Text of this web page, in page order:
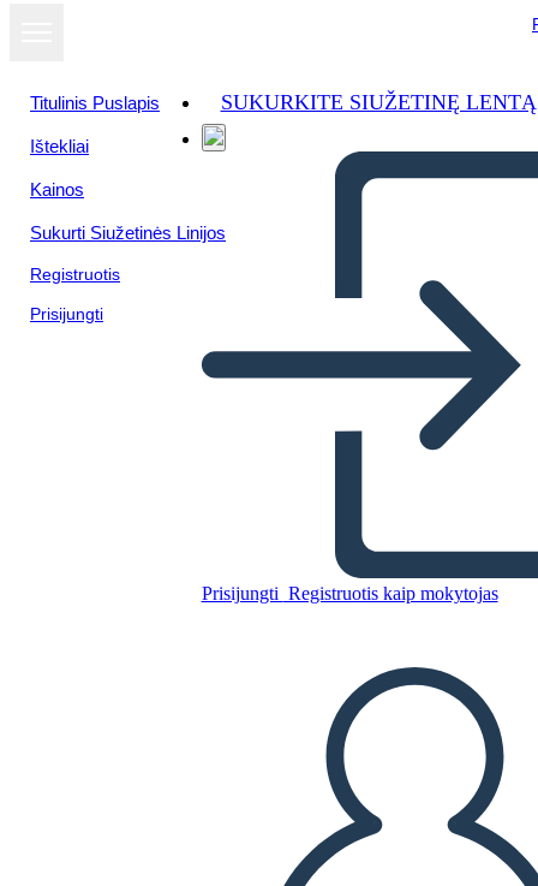
Titulinis Puslapis
Ištekliai
Kainos
Sukurti Siužetinės Linijos
Registruotis
Prisijungti
SUKURKITE SIUŽETINĘ LENTĄ
Prisijungti Registruotis kaip mokytojas
Risultati Dell'antica Cina
SUKURTI SIUŽETINĘ LENTĄ
PALEISTI SKAIDRIŲ DEMONSTRACIJĄ
SKAITYK MAN